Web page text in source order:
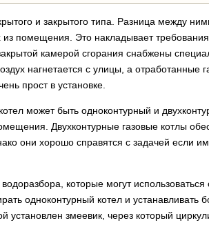
и закрытого типа. Разница между
из помещения. Это накладывает
камерой сгорания снабжены
нагнетается с улицы, а отработанные
прост в установке.
может быть одноконтурный и
Двухконтурные газовые котлы
они хорошо справятся с задачей если
которые могут
одноконтурный котел и устанавливать
установлен змеевик, через который